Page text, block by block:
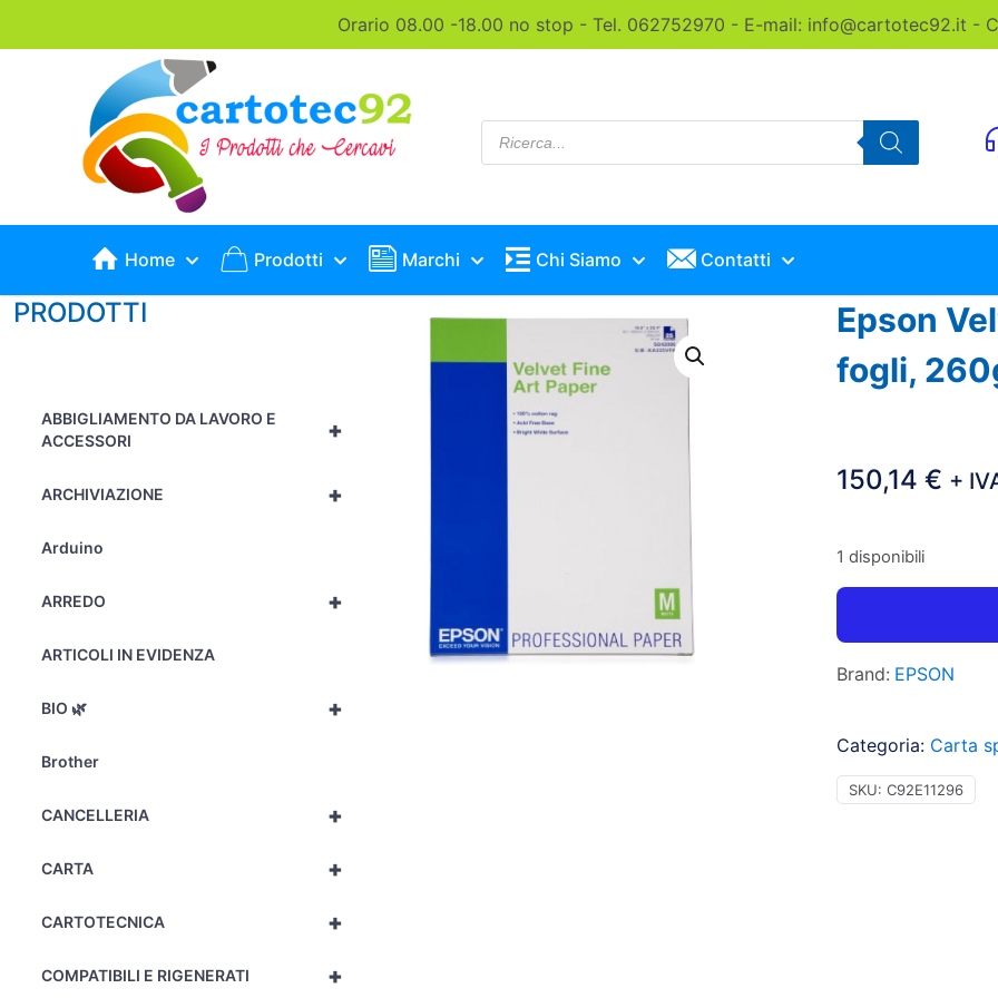
Orario 08.00 -18.00 no stop - Tel. 062752970 - E-mail: info@cartotec92.it -
Products
search
Home Prodotti Marchi Chi Siamo Contatti
PRODOTTI
+
ABBIGLIAMENTO DA LAVORO E
ACCESSORI
+
ARCHIVIAZIONE
Arduino
+
ARREDO
ARTICOLI IN EVIDENZA
+
BIO 🌿
Brother
+
CANCELLERIA
+
CARTA
+
CARTOTECNICA
+
COMPATIBILI E RIGENERATI
Epson
fogli,
150,14€ +
1 disponibili
Brand: EPSON
Categoria: Carta
SKU:C92E11296